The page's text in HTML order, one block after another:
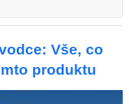
Vše, co
produktu